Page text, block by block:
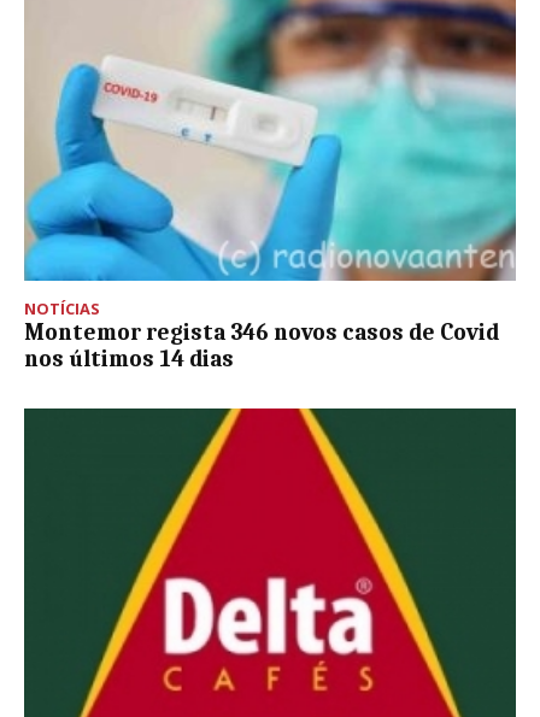
NOTÍCIAS
Montemor regista 346 novos casos de Covid
nos últimos 14 dias